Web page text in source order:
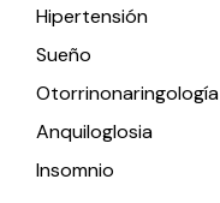
Hipertensión
Sueño
Otorrinonaringología
Anquiloglosia
Insomnio